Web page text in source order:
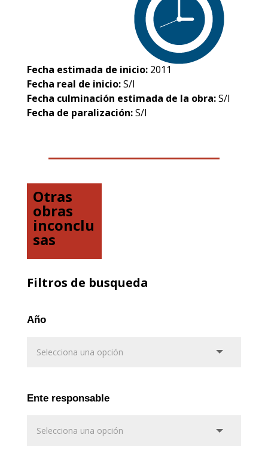
Fecha estimada de inicio: 2011
Fecha real de inicio:S/I
Fecha culminación estimada de la obra:S/I
Fecha de paralización:S/I
Otras
obras
inconclu
sas
Filtros de busqueda
Año
Ente responsable